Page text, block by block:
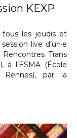
KEXP
tous les jeudis et
live d’un·e
Trans
à l’ESMA (École
Rennes), par la